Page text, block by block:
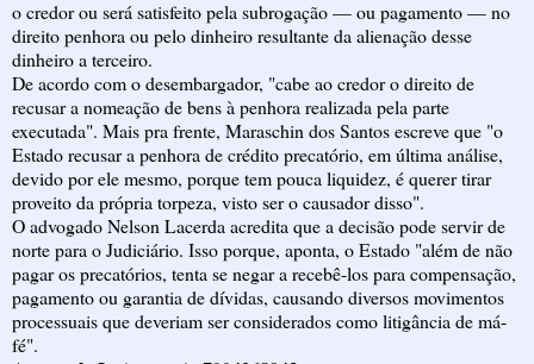
o credor ou será satisfeito pela subrogação — ou pagamento — no
direito penhora ou pelo dinheiro resultante da alienação desse
dinheiro a terceiro.
De acordo com o desembargador, "cabe ao credor o direito de
recusar a nomeação de bens à penhora realizada pela parte
executada". Mais pra frente, Maraschin dos Santos escreve que "o
Estado recusar a penhora de crédito precatório, em última análise,
devido por ele mesmo, porque tem pouca liquidez, é querer tirar
proveito da própria torpeza, visto ser o causador disso".
O advogado Nelson Lacerda acredita que a decisão pode servir de
norte para o Judiciário. Isso porque, aponta, o Estado "além de não
pagar os precatórios, tenta se negar a recebê-los para compensação,
pagamento ou garantia de dívidas, causando diversos movimentos
processuais que deveriam ser considerados como litigância de má-
fé".